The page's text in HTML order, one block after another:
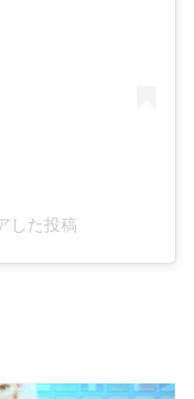
した投稿